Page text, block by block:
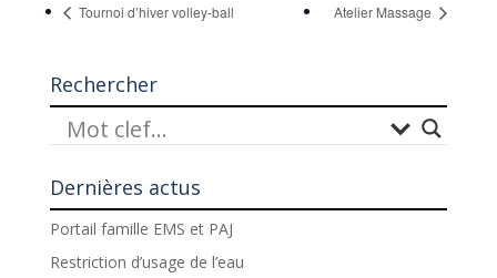
Tournoi d’hiver volley-ball Atelier Massage
Rechercher
Dernières actus
Portail famille EMS et PAJ
Restriction d’usage de l’eau